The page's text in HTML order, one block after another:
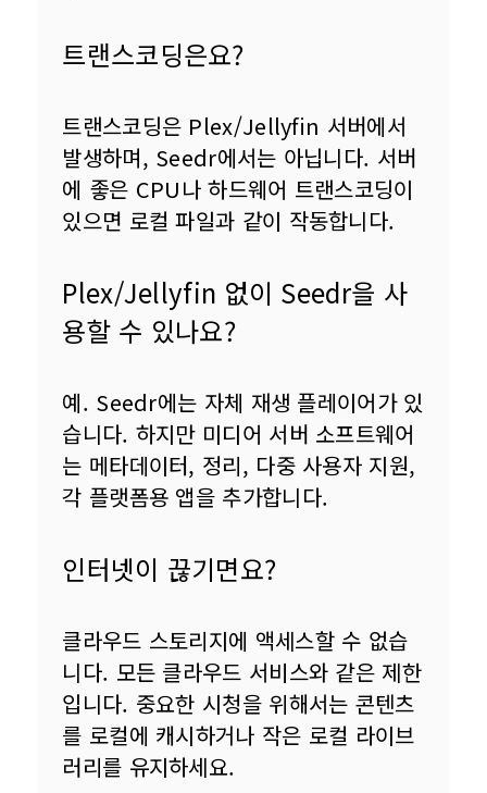
트랜스코딩은요?
트랜스코딩은 Plex/Jellyfin 서버에서
발생하며, Seedr에서는 아닙니다. 서버
에 좋은 CPU나 하드웨어 트랜스코딩이
있으면 로컬 파일과 같이 작동합니다.
Plex/Jellyfin 없이 Seedr을 사
용할 수 있나요?
예. Seedr에는 자체 재생 플레이어가 있
습니다. 하지만 미디어 서버 소프트웨어
는 메타데이터, 정리, 다중 사용자 지원,
각 플랫폼용 앱을 추가합니다.
인터넷이 끊기면요?
클라우드 스토리지에 액세스할 수 없습
니다. 모든 클라우드 서비스와 같은 제한
입니다. 중요한 시청을 위해서는 콘텐츠
를 로컬에 캐시하거나 작은 로컬 라이브
러리를 유지하세요.